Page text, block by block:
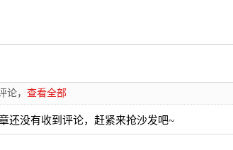
论， 查看全部
还没有收到评论，赶紧来抢沙发吧~